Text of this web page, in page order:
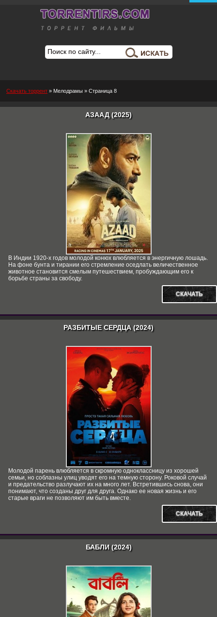
Скачать торрент » Мелодрамы » Страница 8
АЗААД (2025)
В Индии 1920-х годов молодой конюх влюбляется в энергичную лошадь.
На фоне бунта и тирании его стремление оседлать величественное
животное становится смелым путешествием, пробуждающим его к
борьбе страны за свободу.
СКАЧАТЬ
РАЗБИТЫЕ СЕРДЦА (2024)
Молодой парень влюбляется в скромную одноклассницу из хорошей
семьи, но соблазны улиц уводят его на темную сторону. Роковой случай
и предательство разлучают их на много лет. Встретившись снова, они
понимают, что созданы друг для друга. Однако ее новая жизнь и его
старые враги не позволяют им быть вместе.
СКАЧАТЬ
БАБЛИ (2024)